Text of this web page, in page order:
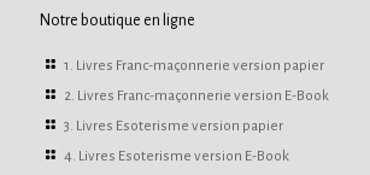
Notre boutique en ligne
1. Livres Franc-maçonnerie version papier
2. Livres Franc-maçonnerie version E-Book
3. Livres Esoterisme version papier
4. Livres Esoterisme version E-Book